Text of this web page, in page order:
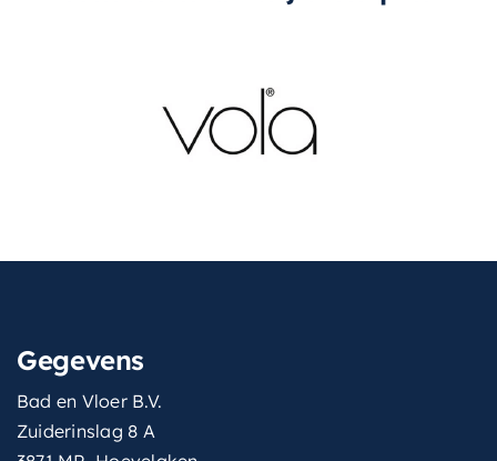
Gegevens
Bad en Vloer B.V.
Zuiderinslag 8 A